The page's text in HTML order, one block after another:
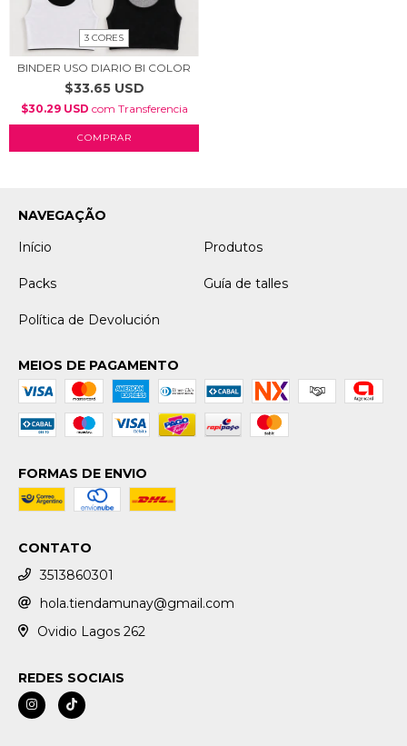
3 CORES
BINDER USO DIARIO BI COLOR
$33.65 USD
$30.29 USD com Transferencia
COMPRAR
NAVEGAÇÃO
Início
Produtos
Packs Guía de talles
Política de Devolución
MEIOS DE PAGAMENTO
FORMAS DE ENVIO
CONTATO
3513860301
hola.tiendamunay@gmail.com
Ovidio Lagos 262
REDES SOCIAIS